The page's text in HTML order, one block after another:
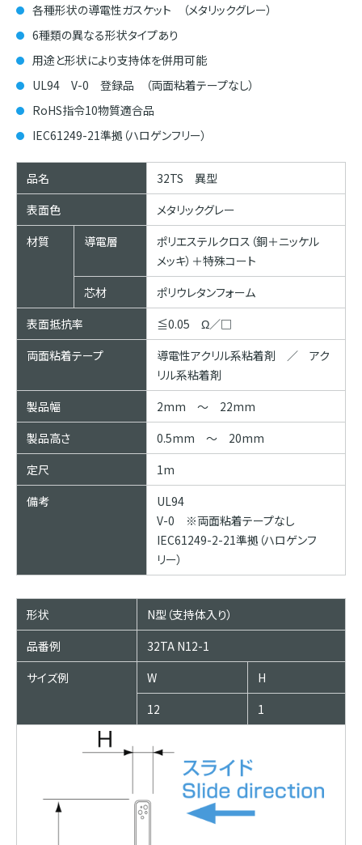
各種形状の導電性ガスケット （メタリックグレー）
6種類の異なる形状タイプあり
用途と形状により支持体を併用可能
UL94 V-0 登録品 （両面粘着テープなし）
RoHS指令10物質適合品
IEC61249-21準拠（ハロゲンフリー）
品名
32TS 異型
表面色
メタリックグレー
材質
導電層
ポリエステルクロス（銅＋ニッケル
メッキ）＋特殊コート
芯材
ポリウレタンフォーム
表面抵抗率
≦0.05 Ω／□
両面粘着テープ
導電性アクリル系粘着剤 ／ アク
リル系粘着剤
製品幅
2mm ～ 22mm
製品高さ
0.5mm ～ 20mm
定尺
1m
備考
UL94
V-0 ※両面粘着テープなし
IEC61249-2-21準拠（ハロゲンフ
リー）
形状
N型（支持体入り）
品番例
32TA N12-1
サイズ例
W
H
12
1